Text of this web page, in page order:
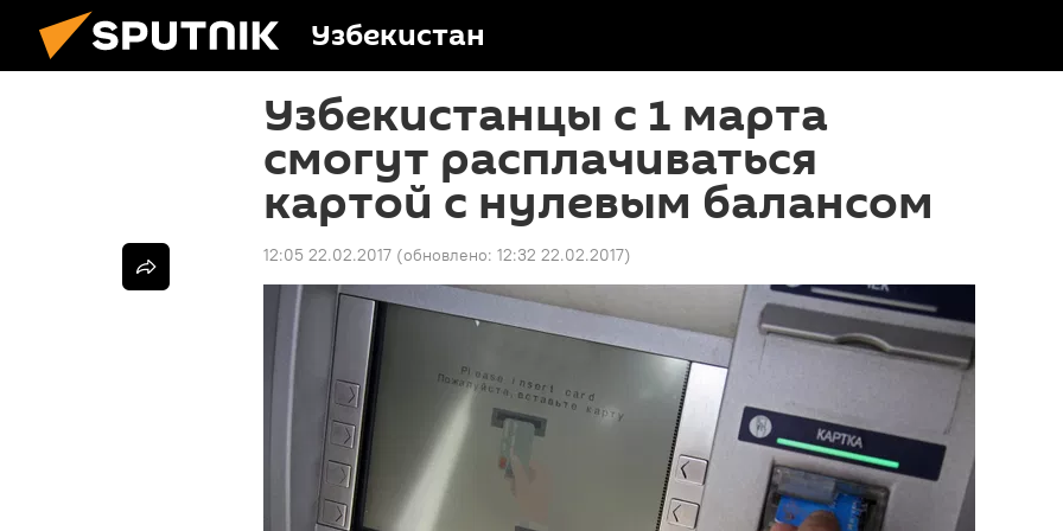
Узбекистан
Узбекистанцы с 1 марта
смогут расплачиваться
картой с нулевым балансом
12:05 22.02.2017 (обновлено: 12:32 22.02.2017)